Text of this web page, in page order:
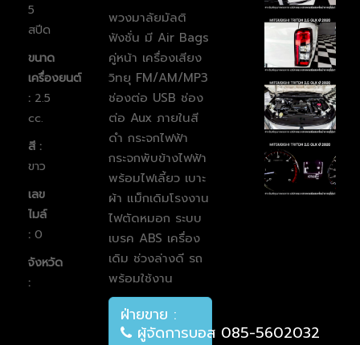
5
สปีด
ขนาด
เครื่องยนต์
: 2.5
cc.
สี :
ขาว
เลข
ไมล์
: 0
จังหวัด
:
พวงมาลัยมัลติ
ฟังชั่น มี Air Bags
คู่หน้า เครื่องเสียง
วิทยุ FM/AM/MP3
ช่องต่อ USB ช่อง
ต่อ Aux ภายในสี
ดำ กระจกไฟฟ้า
กระจกพับข้างไฟฟ้า
พร้อมไฟเลี้ยว เบาะ
ผ้า แม็กเดิมโรงงาน
ไฟตัดหมอก ระบบ
เบรค ABS เครื่อง
เดิม ช่วงล่างดี รถ
พร้อมใช้งาน
ฝ่ายขาย :
ผู้จัดการบอส 085-5602032